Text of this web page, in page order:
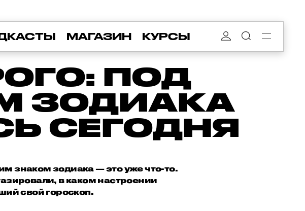
МАГАЗИН КУРСЫ
ПОД
ЗОДИАКА
СЕГОДНЯ
знаком зодиака — это уже что-то.
в каком настроении
свой гороскоп.